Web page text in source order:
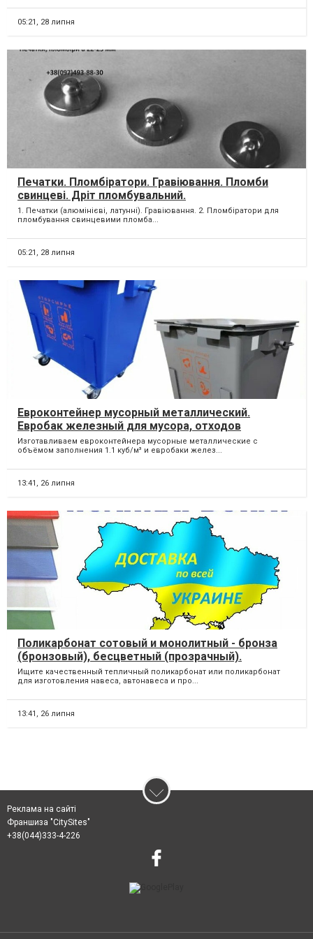
05:21, 28 липня
Печатки. Пломбіратори. Гравіювання. Пломби
свинцеві. Дріт пломбувальний.
1. Печатки (алюмінієві, латунні). Гравіювання. 2. Пломбіратори для
пломбування свинцевими пломба...
05:21, 28 липня
Евроконтейнер мусорный металлический.
Евробак железный для мусора, отходов
Изготавливаем евроконтейнера мусорные металлические с
объёмом заполнения 1.1 куб/м³ и евробаки желез...
13:41, 26 липня
Поликарбонат сотовый и монолитный - бронза
(бронзовый), бесцветный (прозрачный).
Борисполь. Бориспіль
Ищите качественный тепличный поликарбонат или поликарбонат
для изготовления навеса, автонавеса и про...
13:41, 26 липня
Реклама на сайті
Франшиза "CitySites"
+38(044)333-4-226